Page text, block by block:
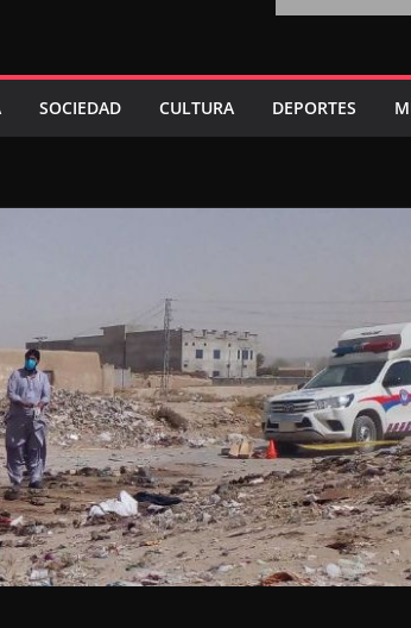
SOCIEDAD CULTURA DEPORTES